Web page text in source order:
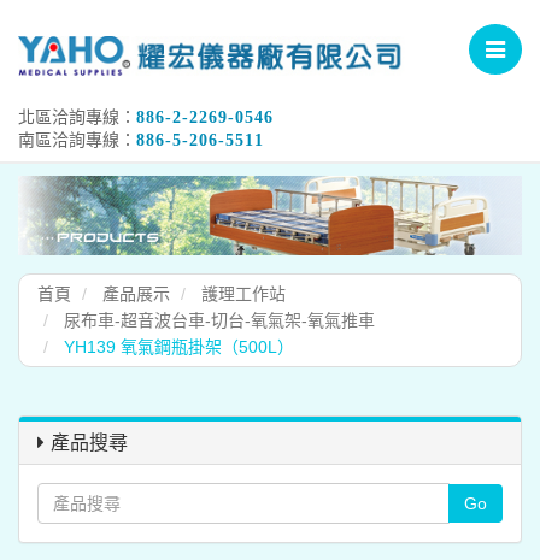
Toggle
北區洽詢專線： 886-2-2269-0546
南區洽詢專線： 886-5-206-5511
首頁 產品展示
護理工作站
尿布車-超音波台車-切台-氧氣架-氧氣推車
YH139 氧氣鋼瓶掛架（500L）
產品搜尋